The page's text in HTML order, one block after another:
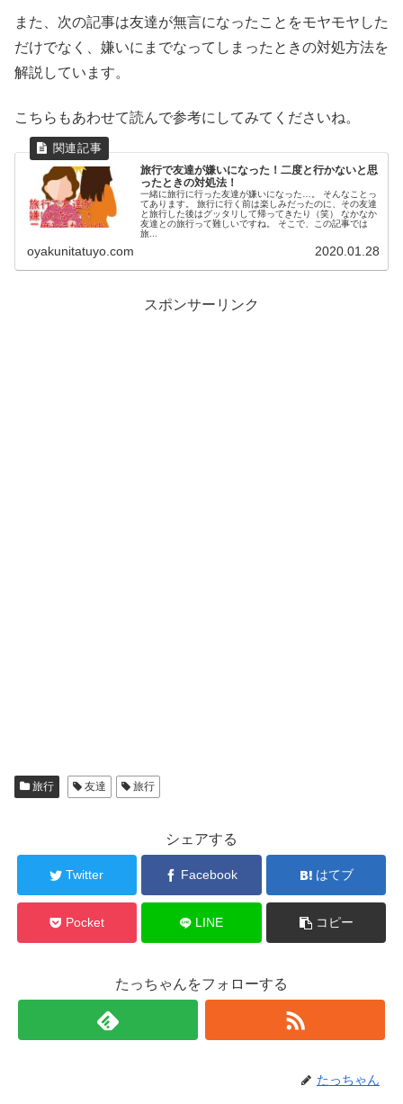
また、次の記事は友達が無言になったことをモヤモヤした
だけでなく、嫌いにまでなってしまったときの対処方法を
解説しています。
こちらもあわせて読んで参考にしてみてくださいね。
旅行で友達が嫌いになった！二度と行かないと思
ったときの対処法！
一緒に旅行に行った友達が嫌いになった…。 そんなことっ
てあります。 旅行に行く前は楽しみだったのに、その友達
と旅行した後はグッタリして帰ってきたり（笑） なかなか
友達との旅行って難しいですね。 そこで、この記事では
旅...
oyakunitatuyo.com 2020.01.28
スポンサーリンク
旅行 友達 旅行
シェアする
Twitter Facebook はてブ
Pocket LINE コピー
たっちゃんをフォローする
たっちゃん